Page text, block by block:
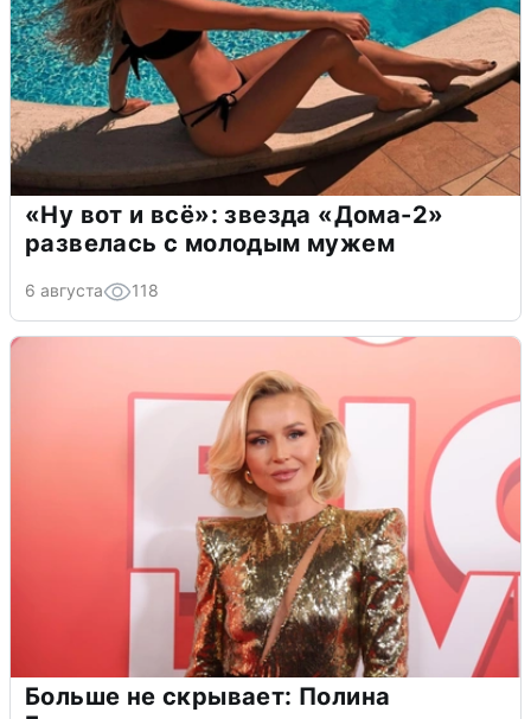
«Ну вот и всё»: звезда «Дома-2»
развелась с молодым мужем
6 августа 118
Больше не скрывает: Полина